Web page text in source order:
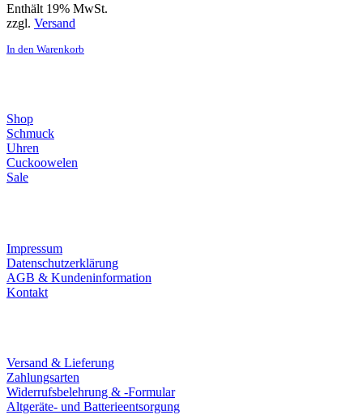
Enthält 19% MwSt.
zzgl. Versand
In den Warenkorb
Shop
Schmuck
Uhren
Cuckoowelen
Sale
Impressum
Datenschutzerklärung
AGB & Kundeninformation
Kontakt
Versand & Lieferung
Zahlungsarten
Widerrufsbelehrung & -Formular
Altgeräte- und Batterieentsorgung